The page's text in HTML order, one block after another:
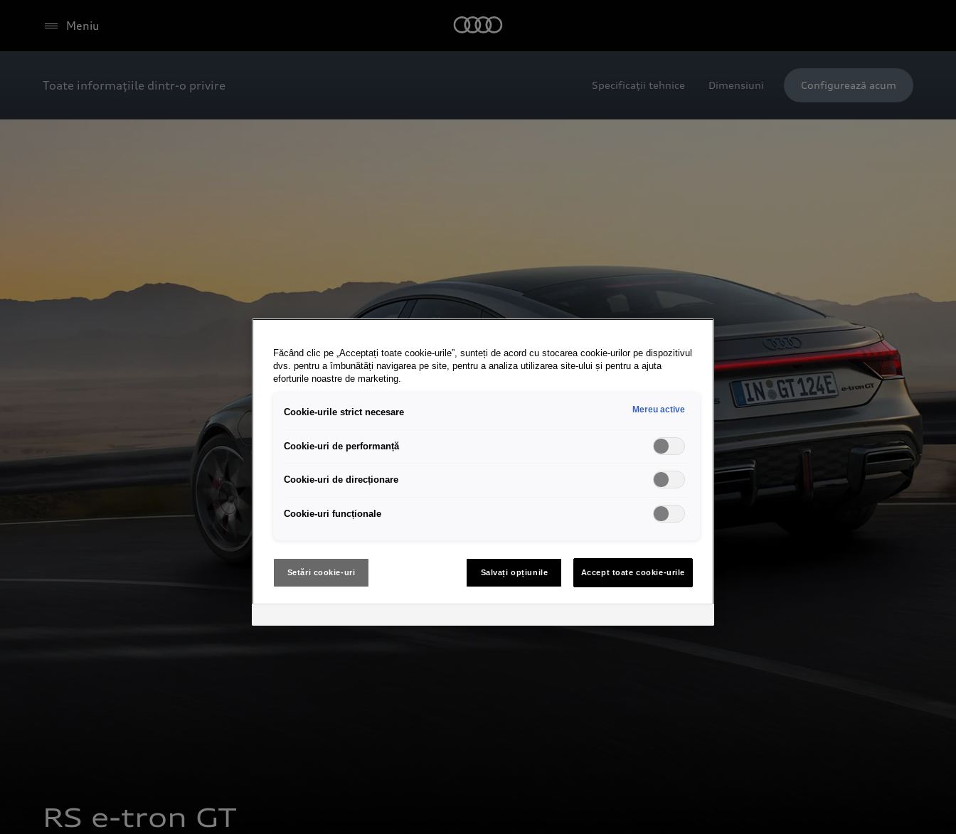
Meniu
Toate informațiile dintr-o privire Specificații tehnice Dimensiuni Configurează acum
RS e-tron GT
Făcând clic pe „Acceptați toate cookie-urile”, sunteți de acord cu stocarea cookie-urilor pe dispozitivul
dvs. pentru a îmbunătăți navigarea pe site, pentru a analiza utilizarea site-ului și pentru a ajuta
eforturile noastre de marketing.
Cookie-urile strict necesare Mereu active
Cookie-uri de performanță
Cookie-uri de direcționare
Cookie-uri funcționale
Setări cookie-uri Salvați opțiunile Accept toate cookie-urile